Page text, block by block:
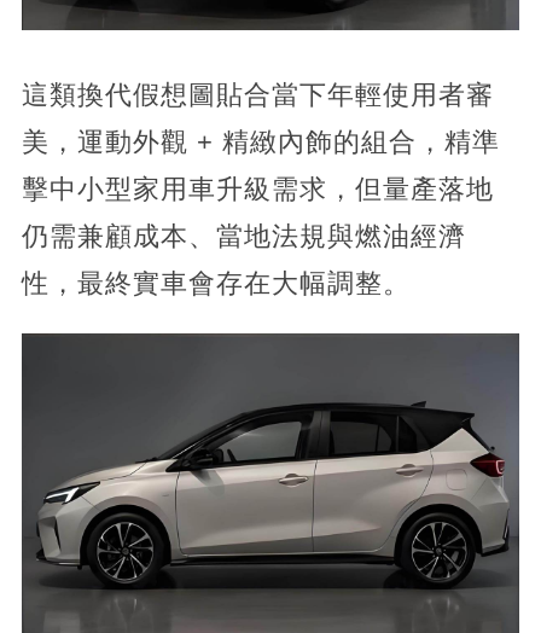
這類換代假想圖貼合當下年輕使用者審
美，運動外觀 + 精緻內飾的組合，精準
擊中小型家用車升級需求，但量產落地
仍需兼顧成本、當地法規與燃油經濟
性，最終實車會存在大幅調整。